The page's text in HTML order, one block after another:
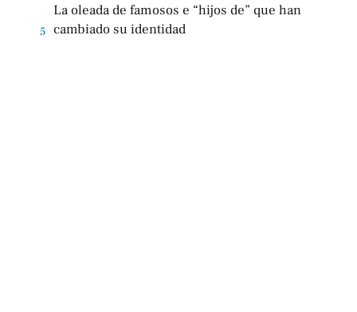
5
La oleada de famosos e “hijos de” que han
cambiado su identidad